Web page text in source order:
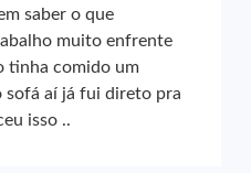
saber o que
muito enfrente
tinha comido um
sofá aí já fui direto pra
isso ..